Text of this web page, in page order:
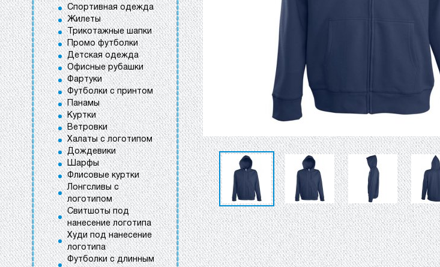
Спортивная одежда
Жилеты
Трикотажные шапки
Промо футболки
Детская одежда
Офисные рубашки
Фартуки
Футболки с принтом
Панамы
Куртки
Ветровки
Халаты с логотипом
Дождевики
Шарфы
Флисовые куртки
Лонгсливы с
логотипом
Свитшоты под
нанесение логотипа
Худи под нанесение
логотипа
Футболки с длинным